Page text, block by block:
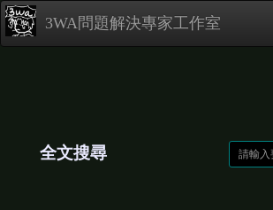
3WA問題解決專家工作室
全文搜尋